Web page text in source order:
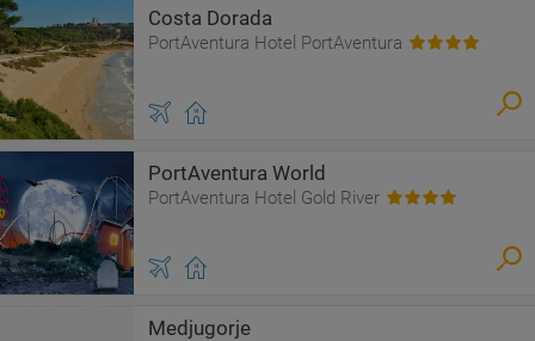
Costa Dorada
PortAventura Hotel PortAventura
PortAventura World
PortAventura Hotel Gold River
Medjugorje